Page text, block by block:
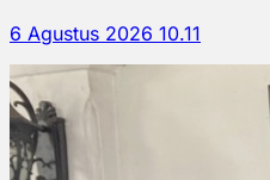
6 Agustus 2026 10.11